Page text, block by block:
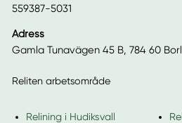
559387-5031
Adress
Gamla Tunavägen 45 B, 784 60
Reliten arbetsområde
Relining i Hudiksvall